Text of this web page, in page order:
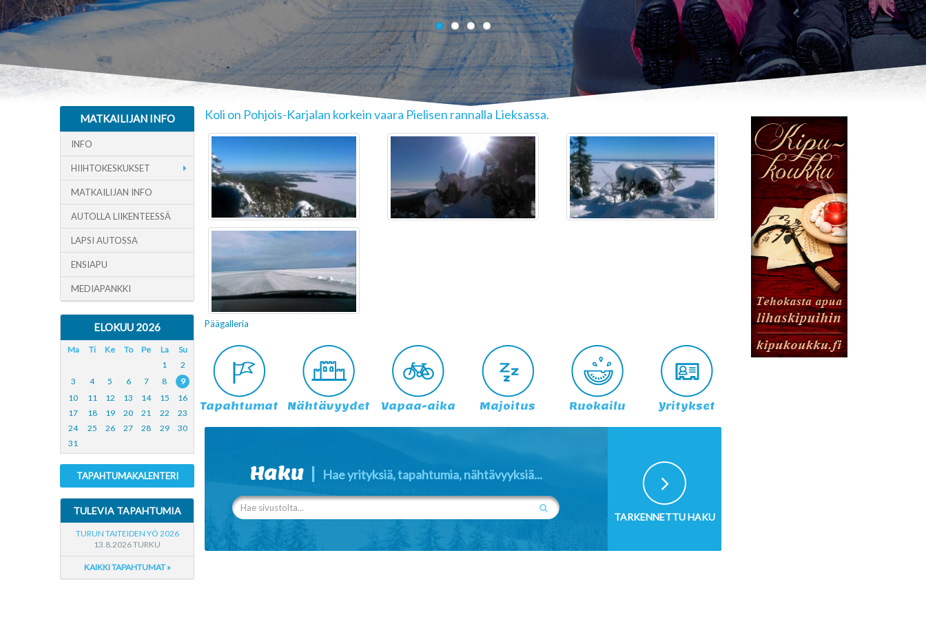
Koli on Pohjois-Karjalan korkein vaara Pielisen rannalla Lieksassa.
Päägalleria
Tapahtumat Nähtävyydet Vapaa-aika Majoitus Ruokailu Yritykset
Haku | Hae yrityksiä, tapahtumia, nähtävyyksiä...
TARKENNETTU HAKU
MATKAILIJAN INFO
INFO
HIIHTOKESKUKSET
MATKAILIJAN INFO
AUTOLLA LIIKENTEESSÄ
LAPSI AUTOSSA
ENSIAPU
MEDIAPANKKI
ELOKUU 2026
Ma Ti Ke To Pe La
Su
1
2
3
4 5 6 7 8
9
10
11 12 13 14 15
16
17
18 19 20 21 22
23
24
25 26 27 28 29
30
31
TAPAHTUMAKALENTERI
TULEVIA TAPAHTUMIA
TURUN TAITEIDEN YÖ 2026
13.8.2026 TURKU
KAIKKI TAPAHTUMAT »